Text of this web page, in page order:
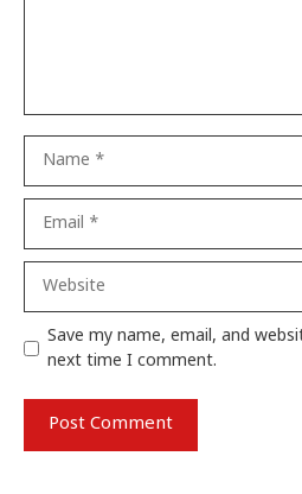
Website
Save my name, email, and
next time I comment.